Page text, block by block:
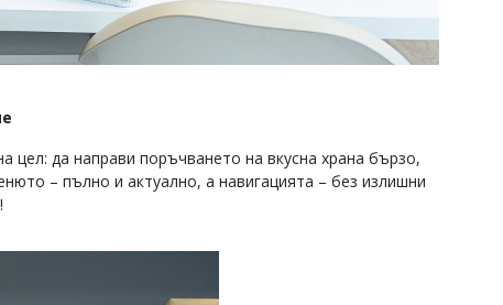
цел: да направи поръчването на вкусна храна бързо,
– пълно и актуално, а навигацията – без излишни